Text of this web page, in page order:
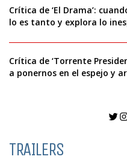
Crítica de ‘El Drama’:
lo es tanto y explora lo
Crítica de ‘Torrente
a ponernos en el espejo y
TRAILERS